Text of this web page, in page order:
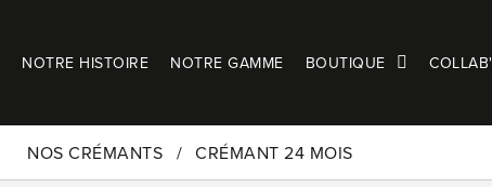
NOTRE HISTOIRE NOTRE GAMME BOUTIQUE COLLAB'
NOS CRÉMANTS CRÉMANT 24 MOIS